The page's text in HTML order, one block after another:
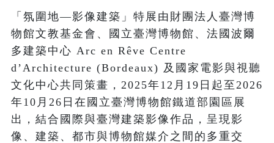
「氛圍地—影像建築」特展由財團法人臺灣博
物館文教基金會、國立臺灣博物館、法國波爾
多建築中心 Arc en Rêve Centre
d’Architecture (Bordeaux) 及國家電影與視聽
文化中心共同策畫，2025年12月19日起至2026
年10月26日在國立臺灣博物館鐵道部園區展
出，結合國際與臺灣建築影像作品，呈現影
像、建築、都市與博物館媒介之間的多重交